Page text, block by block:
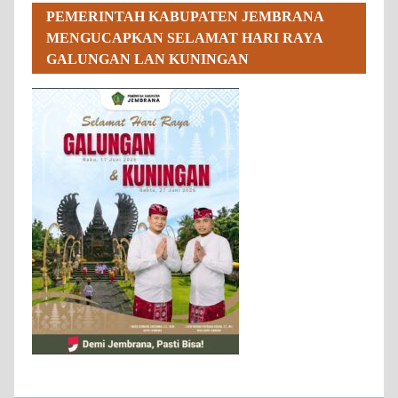
PEMERINTAH KABUPATEN JEMBRANA
MENGUCAPKAN SELAMAT HARI RAYA
GALUNGAN LAN KUNINGAN